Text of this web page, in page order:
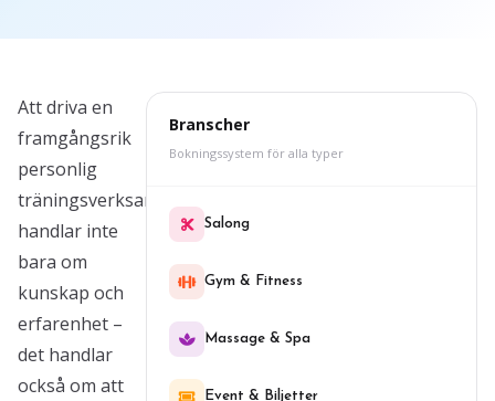
Att driva en
framgångsrik
personlig
träningsverksamhet
handlar inte
bara om
kunskap och
erfarenhet –
det handlar
också om att
Branscher
Bokningssystem för alla typer
Salong
Gym & Fitness
Massage & Spa
Event & Biljetter